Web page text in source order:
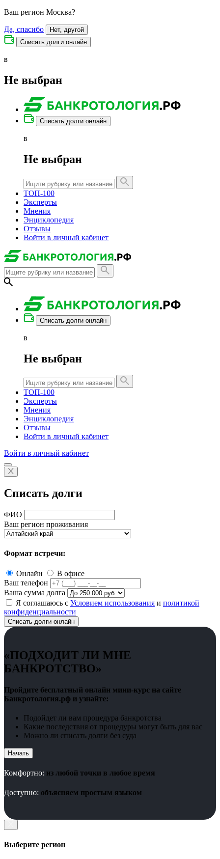
Ваш регион Москва?
Да, спасибо
Нет, другой
Списать долги онлайн
в
Не выбран
Списать долги онлайн
в
Не выбран
ТОП-100
Эксперты
Мнения
Энциклопедия
Отзывы
Войти в личный кабинет
Списать долги онлайн
в
Не выбран
ТОП-100
Эксперты
Мнения
Энциклопедия
Отзывы
Войти в личный кабинет
Войти в личный кабинет
Списать долги
ФИО
Ваш регион проживания
Формат встречи:
Онлайн
В офисе
Ваш телефон
Ваша сумма долга
Я соглашаюсь с Условием использования и политикой
конфиденциальности
Списать долги онлайн
«ПОДХОДИТ ЛИ МНЕ
БАНКРОТСТВО»
Пройдите бесплатный онлайн мини-курс на сайте
Банкротология.рф и узнайте:
Подойдет ли вам процедура банкротства
Какие последствия от процедуры могут быть для вас
Можно ли списать долги без суда
Начать
Комфортно: из любой точки в любое время
Доступно: объясняем простым языком
Выберите регион